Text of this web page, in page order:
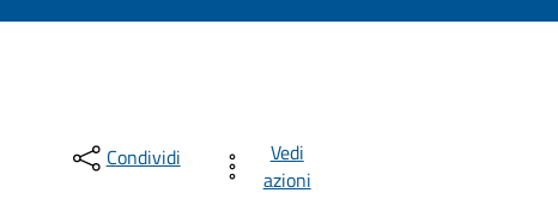
Condividi
Vedi
azioni